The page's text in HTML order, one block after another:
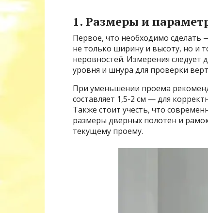
1. Размеры и
Первое, что необходимо
не только ширину и высоту, но и
неровностей. Измерения
уровня и шнура для проверки
При уменьшении проема
составляет 1,5-2 см — для
Также стоит учесть, что
размеры дверных полотен и
текущему проему.